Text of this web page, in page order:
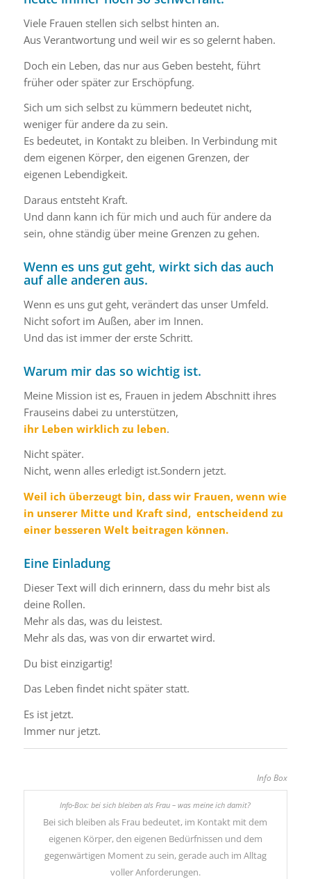
Viele Frauen stellen sich selbst hinten an.
Aus Verantwortung und weil wir es so gelernt haben.
Doch ein Leben, das nur aus Geben besteht, führt
früher oder später zur Erschöpfung.
Sich um sich selbst zu kümmern bedeutet nicht,
weniger für andere da zu sein.
Es bedeutet, in Kontakt zu bleiben. In Verbindung mit
dem eigenen Körper, den eigenen Grenzen, der
eigenen Lebendigkeit.
Daraus entsteht Kraft.
Und dann kann ich für mich und auch für andere da
sein, ohne ständig über meine Grenzen zu gehen.
Wenn es uns gut geht, wirkt sich das auch
auf alle anderen aus.
Wenn es uns gut geht, verändert das unser Umfeld.
Nicht sofort im Außen, aber im Innen.
Und das ist immer der erste Schritt.
Warum mir das so wichtig ist.
Meine Mission ist es, Frauen in jedem Abschnitt ihres
Frauseins dabei zu unterstützen,
ihr Leben wirklich zu leben.
Nicht später.
Nicht, wenn alles erledigt ist.Sondern jetzt.
Weil ich überzeugt bin, dass wir Frauen, wenn wie
in unserer Mitte und Kraft sind, entscheidend zu
einer besseren Welt beitragen können.
Eine Einladung
Dieser Text will dich erinnern, dass du mehr bist als
deine Rollen.
Mehr als das, was du leistest.
Mehr als das, was von dir erwartet wird.
Du bist einzigartig!
Das Leben findet nicht später statt.
Es ist jetzt.
Immer nur jetzt.
Info Box
Bei sich bleiben als Frau bedeutet, im Kontakt mit dem
eigenen Körper, den eigenen Bedürfnissen und dem
gegenwärtigen Moment zu sein, gerade auch im Alltag
voller Anforderungen.